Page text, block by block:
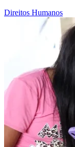
Direitos Humanos